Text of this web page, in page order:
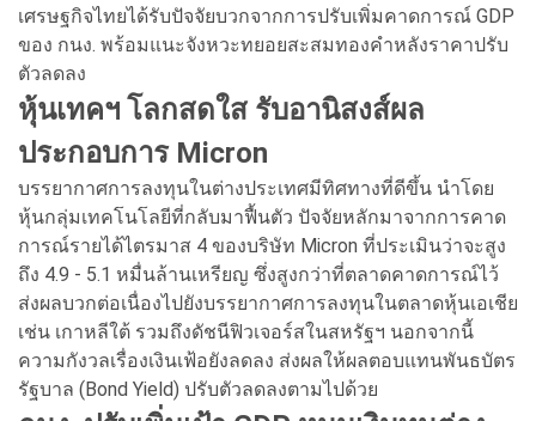
เศรษฐกิจไทยได้รับปัจจัยบวกจากการปรับเพิ่มคาดการณ์ GDP
ของ กนง. พร้อมแนะจังหวะทยอยสะสมทองคำหลังราคาปรับ
ตัวลดลง
หุ้นเทคฯ โลกสดใส รับอานิสงส์ผล
ประกอบการ Micron
บรรยากาศการลงทุนในต่างประเทศมีทิศทางที่ดีขึ้น นำโดย
หุ้นกลุ่มเทคโนโลยีที่กลับมาฟื้นตัว ปัจจัยหลักมาจากการคาด
การณ์รายได้ไตรมาส 4 ของบริษัท Micron ที่ประเมินว่าจะสูง
ถึง 4.9 - 5.1 หมื่นล้านเหรียญ ซึ่งสูงกว่าที่ตลาดคาดการณ์ไว้
ส่งผลบวกต่อเนื่องไปยังบรรยากาศการลงทุนในตลาดหุ้นเอเชีย
เช่น เกาหลีใต้ รวมถึงดัชนีฟิวเจอร์สในสหรัฐฯ นอกจากนี้
ความกังวลเรื่องเงินเฟ้อยังลดลง ส่งผลให้ผลตอบแทนพันธบัตร
รัฐบาล (Bond Yield) ปรับตัวลดลงตามไปด้วย